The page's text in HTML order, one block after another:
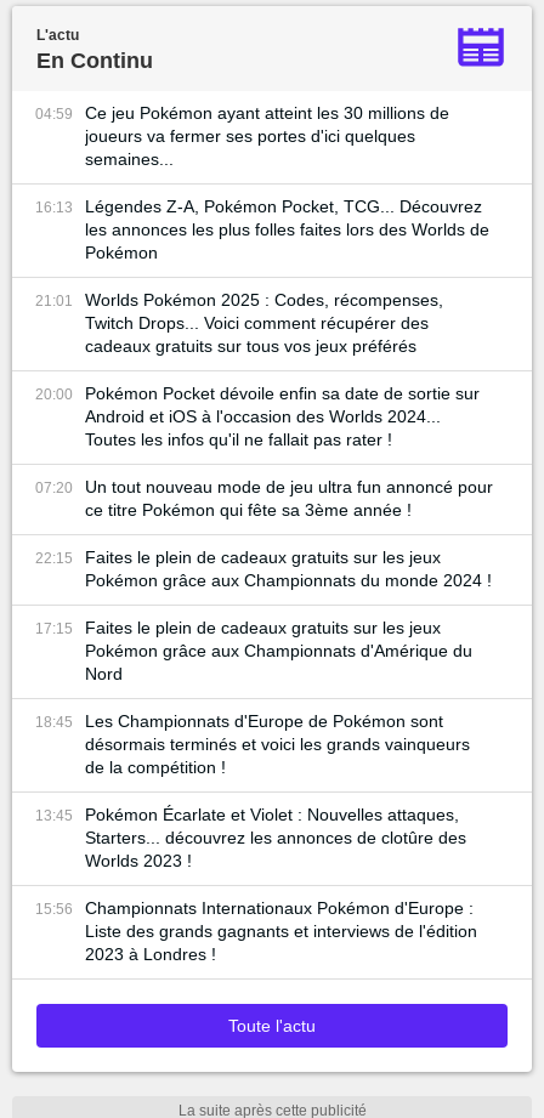
L'actu
En Continu
04:59
Ce jeu Pokémon ayant atteint les 30 millions de
joueurs va fermer ses portes d'ici quelques
semaines...
16:13
Légendes Z-A, Pokémon Pocket, TCG... Découvrez
les annonces les plus folles faites lors des Worlds de
Pokémon
21:01
Worlds Pokémon 2025 : Codes, récompenses,
Twitch Drops... Voici comment récupérer des
cadeaux gratuits sur tous vos jeux préférés
20:00
Pokémon Pocket dévoile enfin sa date de sortie sur
Android et iOS à l'occasion des Worlds 2024...
Toutes les infos qu'il ne fallait pas rater !
07:20
Un tout nouveau mode de jeu ultra fun annoncé pour
ce titre Pokémon qui fête sa 3ème année !
22:15
Faites le plein de cadeaux gratuits sur les jeux
Pokémon grâce aux Championnats du monde 2024 !
17:15
Faites le plein de cadeaux gratuits sur les jeux
Pokémon grâce aux Championnats d'Amérique du
Nord
18:45
Les Championnats d'Europe de Pokémon sont
désormais terminés et voici les grands vainqueurs
de la compétition !
13:45
Pokémon Écarlate et Violet : Nouvelles attaques,
Starters... découvrez les annonces de clotûre des
Worlds 2023 !
15:56
Championnats Internationaux Pokémon d'Europe :
Liste des grands gagnants et interviews de l'édition
2023 à Londres !
Toute l'actu